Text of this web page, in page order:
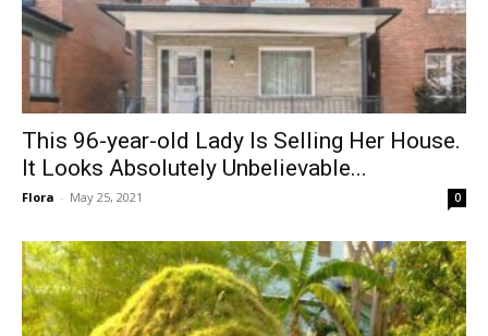
This 96-year-old Lady Is Selling Her House.
It Looks Absolutely Unbelievable...
Flora - May 25, 2021 0